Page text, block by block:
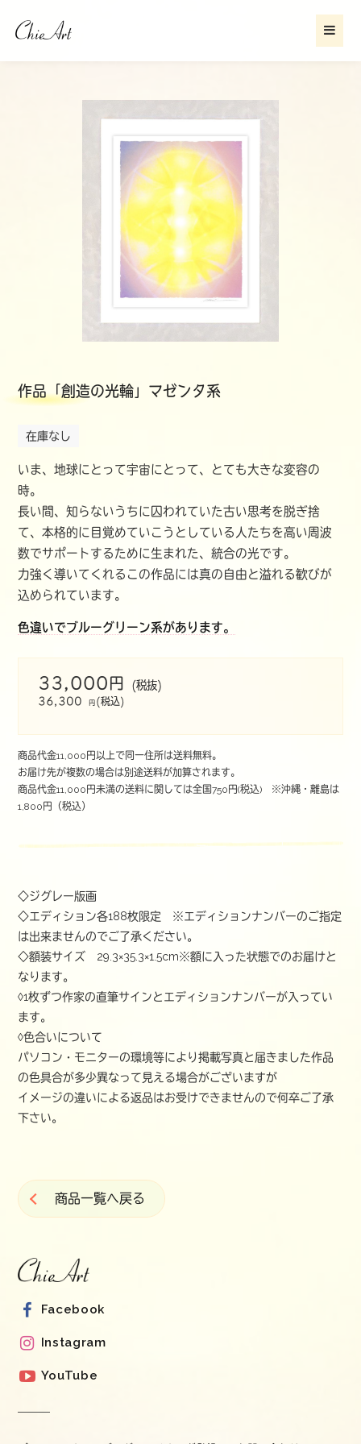
作品「創造の光輪」マゼンタ系
在庫なし
いま、地球にとって宇宙にとって、とても大きな変容の
時。
長い間、知らないうちに囚われていた古い思考を脱ぎ捨
て、本格的に目覚めていこうとしている人たちを高い周波
数でサポートするために生まれた、統合の光です。
力強く導いてくれるこの作品には真の自由と溢れる歓びが
込められています。
色違いでブルーグリーン系があります。
33,000円 (税抜)
36,300 円(税込)
商品代金11,000円以上で同一住所は送料無料。
お届け先が複数の場合は別途送料が加算されます。
商品代金11,000円未満の送料に関しては全国750円(税込) ※沖縄・離島は
1,800円（税込）
◇ジグレー版画
◇エディション各188枚限定 ※エディションナンバーのご指定
は出来ませんのでご了承ください。
◇額装サイズ 29.3×35.3×1.5cm※額に入った状態でのお届けと
なります。
◊1枚ずつ作家の直筆サインとエディションナンバーが入ってい
ます。
◊色合いについて
パソコン・モニターの環境等により掲載写真と届きました作品
の色具合が多少異なって見える場合がございますが
イメージの違いによる返品はお受けできませんので何卒ご了承
下さい。
商品一覧へ戻る
Facebook
Instagram
YouTube